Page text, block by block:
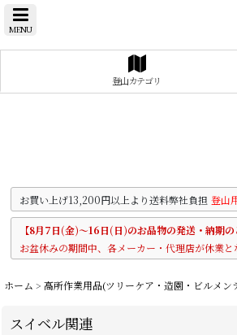
MENU
登山カテゴリ
お買い上げ13,200円以上より送料弊社負担 登山
【8月7日(金)～16日(日)のお品物の発送・納期の
お盆休みの期間中、各メーカー・代理店が休業
ホーム > 高所作業用品(ツリーケア・造園・ビルメン
スイベル関連